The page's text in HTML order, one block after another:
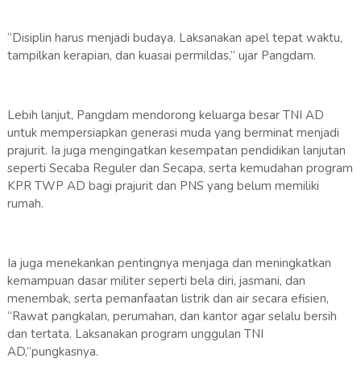
“Disiplin harus menjadi budaya. Laksanakan apel tepat waktu,
tampilkan kerapian, dan kuasai permildas,” ujar Pangdam.
Lebih lanjut, Pangdam mendorong keluarga besar TNI AD
untuk mempersiapkan generasi muda yang berminat menjadi
prajurit. Ia juga mengingatkan kesempatan pendidikan lanjutan
seperti Secaba Reguler dan Secapa, serta kemudahan program
KPR TWP AD bagi prajurit dan PNS yang belum memiliki
rumah.
Ia juga menekankan pentingnya menjaga dan meningkatkan
kemampuan dasar militer seperti bela diri, jasmani, dan
menembak, serta pemanfaatan listrik dan air secara efisien,
“Rawat pangkalan, perumahan, dan kantor agar selalu bersih
dan tertata. Laksanakan program unggulan TNI
AD,”pungkasnya.